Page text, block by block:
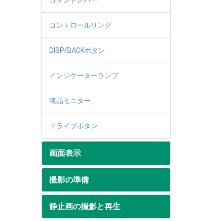
コントロールリング
DISP/BACKボタン
インジケーターランプ
液晶モニター
ドライブボタン
画面表示
撮影の準備
静止画の撮影と再生